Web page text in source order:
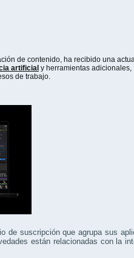
de contenido, ha recibido una
artificial y herramientas adicionales,
de trabajo.
de suscripción que agrupa sus
están relacionadas con la